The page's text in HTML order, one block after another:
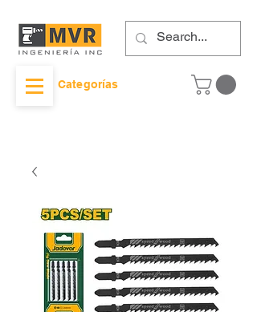
Categorías